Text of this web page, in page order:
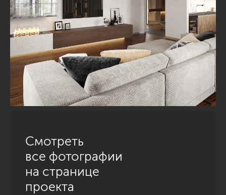
Смотреть
все фотографии
на странице
проекта